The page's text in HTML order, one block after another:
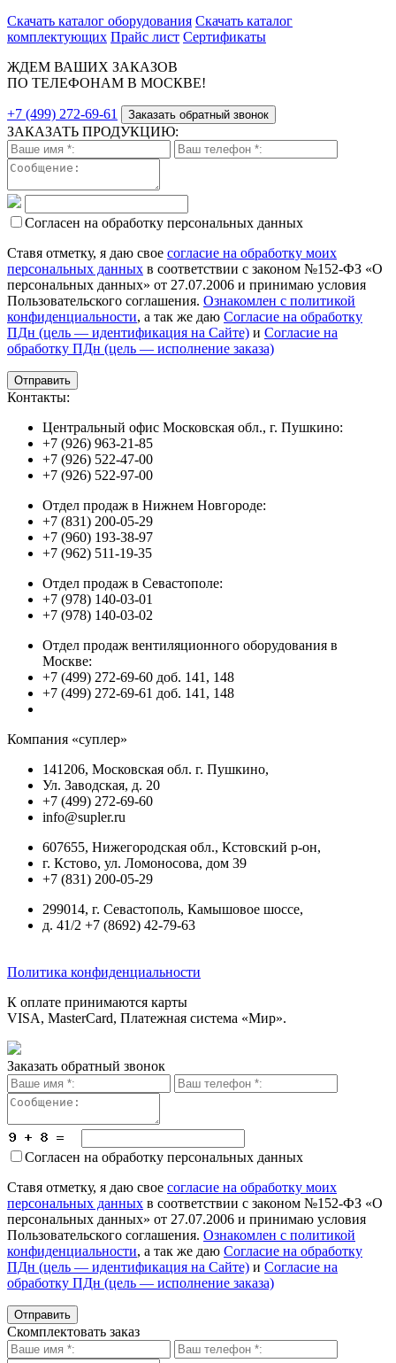
Скачать каталог оборудования Скачать каталог
комплектующих Прайс лист Сертификаты
ЖДЕМ ВАШИХ ЗАКАЗОВ
ПО ТЕЛЕФОНАМ В МОСКВЕ!
+7 (499) 272-69-61 Заказать обратный звонок
ЗАКАЗАТЬ ПРОДУКЦИЮ:
Согласен на обработку персональных данных
Ставя отметку, я даю свое согласие на обработку моих
персональных данных в соответствии с законом №152-ФЗ «О
персональных данных» от 27.07.2006 и принимаю условия
Пользовательского соглашения. Ознакомлен с политикой
конфиденциальности, а так же даю Согласие на обработку
ПДн (цель — идентификация на Сайте) и Согласие на
обработку ПДн (цель — исполнение заказа)
Контакты:
Центральный офис Московская обл., г. Пушкино:
+7 (926) 963-21-85
+7 (926) 522-47-00
+7 (926) 522-97-00
Отдел продаж в Нижнем Новгороде:
+7 (831) 200-05-29
+7 (960) 193-38-97
+7 (962) 511-19-35
Отдел продаж в Севастополе:
+7 (978) 140-03-01
+7 (978) 140-03-02
Отдел продаж вентиляционного оборудования в
Москве:
+7 (499) 272-69-60 доб. 141, 148
+7 (499) 272-69-61 доб. 141, 148
Компания «суплер»
141206, Московская обл. г. Пушкино,
Ул. Заводская, д. 20
+7 (499) 272-69-60
info@supler.ru
607655, Нижегородская обл., Кстовский р-он,
г. Кстово, ул. Ломоносова, дом 39
+7 (831) 200-05-29
299014, г. Севастополь, Камышовое шоссе,
д. 41/2 +7 (8692) 42-79-63
Политика конфиденциальности
К оплате принимаются карты
VISA, MasterCard, Платежная система «Мир».
Заказать обратный звонок
Согласен на обработку персональных данных
Ставя отметку, я даю свое согласие на обработку моих
персональных данных в соответствии с законом №152-ФЗ «О
персональных данных» от 27.07.2006 и принимаю условия
Пользовательского соглашения. Ознакомлен с политикой
конфиденциальности, а так же даю Согласие на обработку
ПДн (цель — идентификация на Сайте) и Согласие на
обработку ПДн (цель — исполнение заказа)
Скомплектовать заказ